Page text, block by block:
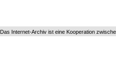
Das Internet-Archiv ist eine Kooperation